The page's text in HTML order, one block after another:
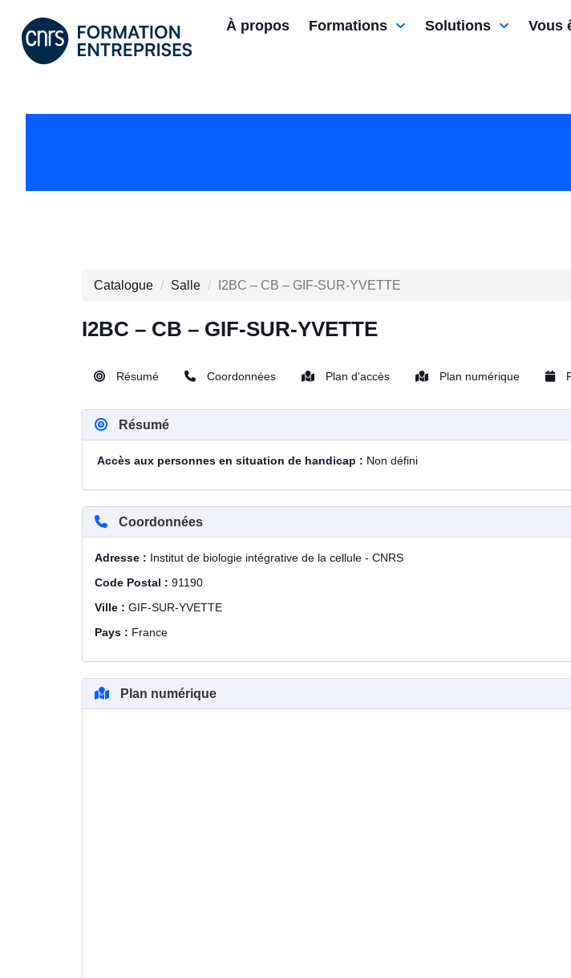
À propos Formations Solutions Vous
Catalogue Salle I2BC – CB – GIF-SUR-YVETTE
I2BC – CB – GIF-SUR-YVETTE
Résumé Coordonnées Plan d'accès Plan numérique
Résumé
Accès aux personnes en situation de handicap : Non défini
Coordonnées
Adresse : Institut de biologie intégrative de la cellule - CNRS
Code Postal : 91190
Ville : GIF-SUR-YVETTE
Pays : France
Plan numérique